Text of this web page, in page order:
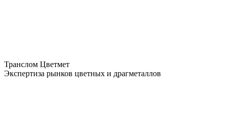
Транслом Цветмет
Экспертиза рынков цветных и драгметаллов